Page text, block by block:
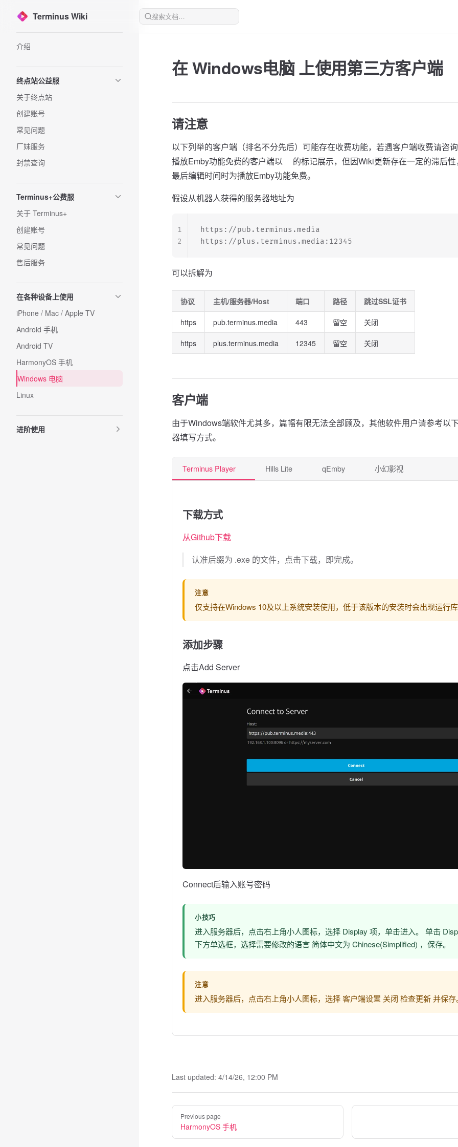
Skip to content
Terminus Wiki
介绍
终点站公益服
关于终点站
创建账号
常见问题
厂妹服务
封禁查询
Terminus+公费服
关于 Terminus+
创建账号
常见问题
售后服务
在各种设备上使用
iPhone / Mac / Apple TV
Android 手机
Android TV
HarmonyOS 手机
Windows 电脑
Linux
进阶使用
在 Windows电脑 上使用第三方客户端
请注意
以下列举的客户端（排名不分先后）可能存在收费功能，若遇客户端收费请咨
播放Emby功能免费的客户端以🆓的标记展示，但因Wiki更新存在一定的滞后
最后编辑时间时为播放Emby功能免费。
假设从机器人获得的服务器地址为
https://pub.terminus.media
https://plus.terminus.media:12345
1
2
可以拆解为
协议 主机/服务器/Host 端口 路径 跳过SSL证书
https pub.terminus.media 443 留空 关闭
https plus.terminus.media 12345 留空 关闭
客户端
由于Windows端软件尤其多，篇幅有限无法全部顾及，其他软件用户请参考以
器填写方式。
Terminus Player🆓 Hills Lite🆓 qEmby🆓 小幻影视
下载方式
从Github下载
认准后缀为 .exe 的文件，点击下载，即完成。
注意
仅支持在Windows 10及以上系统安装使用，低于该版本的安装时会出现运行
添加步骤
点击Add Server
Connect后输入账号密码
小技巧
进入服务器后，点击右上角小人图标，选择 Display 项，单击进入。 单击
下方单选框，选择需要修改的语言 简体中文为 Chinese(Simplified) ，保存。
注意
进入服务器后，点击右上角小人图标，选择 客户端设置 关闭 检查更新 并保存
Last updated: 4/14/26, 12:00 PM
PagerPrevious page
HarmonyOS 手机